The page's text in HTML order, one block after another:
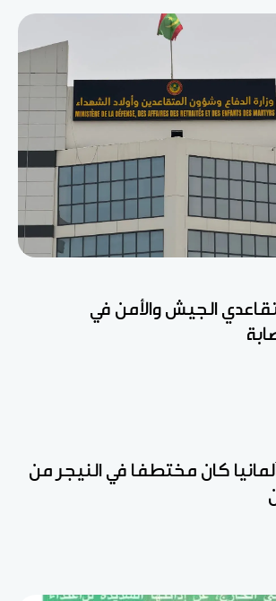
الجيش والأمن في
كان مختطفا في النيجر من